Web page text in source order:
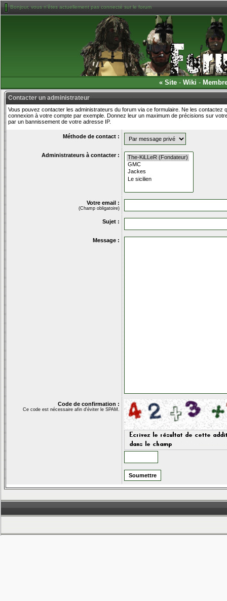
Bonjour, vous n'êtes actuellement pas connecté sur le forum
« Site - Wiki -
Contacter un administrateur
Vous pouvez contacter les administrateurs du forum via ce formulaire. Ne les
connexion à votre compte par exemple. Donnez leur un maximum de précisions sur
par un bannissement de votre adresse IP.
Méthode de contact :
Administrateurs à contacter :
Votre email :
(Champ obligatoire)
Sujet :
Message :
Code de confirmation :
Ce code est nécessaire afin d'éviter le SPAM.